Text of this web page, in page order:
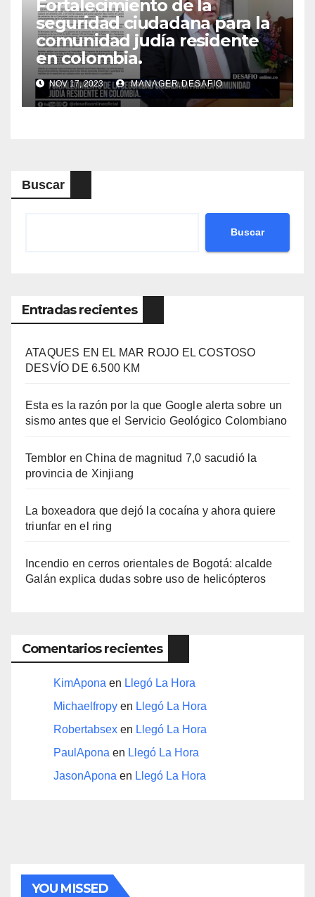
Fortalecimiento de la
seguridad ciudadana para la
comunidad judía residente
en colombia.
NOV 17, 2023 MANAGER.DESAFIO
Buscar
Buscar
Entradas recientes
ATAQUES EN EL MAR ROJO EL COSTOSO
DESVÍO DE 6.500 KM
Esta es la razón por la que Google alerta sobre un
sismo antes que el Servicio Geológico Colombiano
Temblor en China de magnitud 7,0 sacudió la
provincia de Xinjiang
La boxeadora que dejó la cocaína y ahora quiere
triunfar en el ring​
Incendio en cerros orientales de Bogotá: alcalde
Galán explica dudas sobre uso de helicópteros
Comentarios recientes
KimApona en Llegó La Hora
Michaelfropy en Llegó La Hora
Robertabsex en Llegó La Hora
PaulApona en Llegó La Hora
JasonApona en Llegó La Hora
YOU MISSED